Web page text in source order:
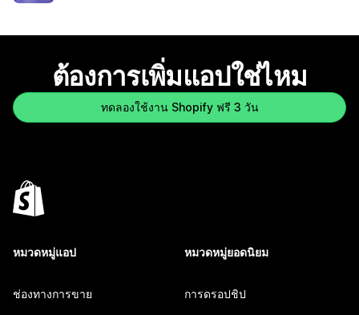
ต้องการเพิ่มแอปใช่ไหม
ทดลองใช้งาน Shopify ฟรี 3 วัน
หมวดหมู่แอป
ช่องทางการขาย
หมวดหมู่ยอดนิยม
การดรอปชิป